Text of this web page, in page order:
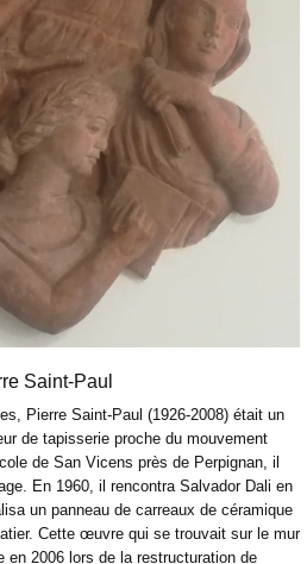
Saint-Paul
Pierre Saint-Paul (1926-2008) était un
de tapisserie proche du mouvement
de San Vicens près de Perpignan, il
En 1960, il rencontra Salvador Dali en
un panneau de carreaux de céramique
Cette œuvre qui se trouvait sur le mur
en 2006 lors de la restructuration de